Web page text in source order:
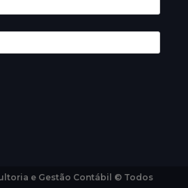
e Gestão Contábil © Todos